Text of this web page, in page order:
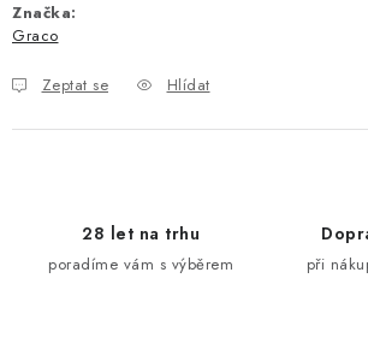
Značka:
Graco
Zeptat se Hlídat
28 let na trhu
poradíme vám s výběrem při